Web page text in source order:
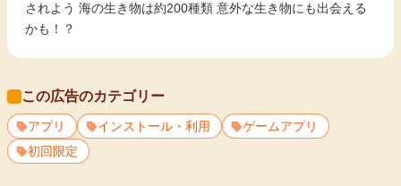
されよう 海の生き物は約200種類 意外な生き物にも出会える
かも！？
この広告のカテゴリー
アプリ インストール・利用
ゲームアプリ
初回限定